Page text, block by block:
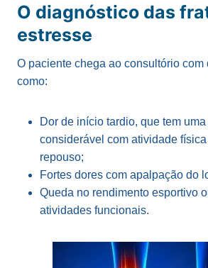
O diagnóstico das
estresse
O paciente chega ao consultório com
como:
Dor de início tardio, que tem
considerável com atividade
repouso;
Fortes dores com apalpação do
Queda no rendimento esportivo
atividades funcionais.